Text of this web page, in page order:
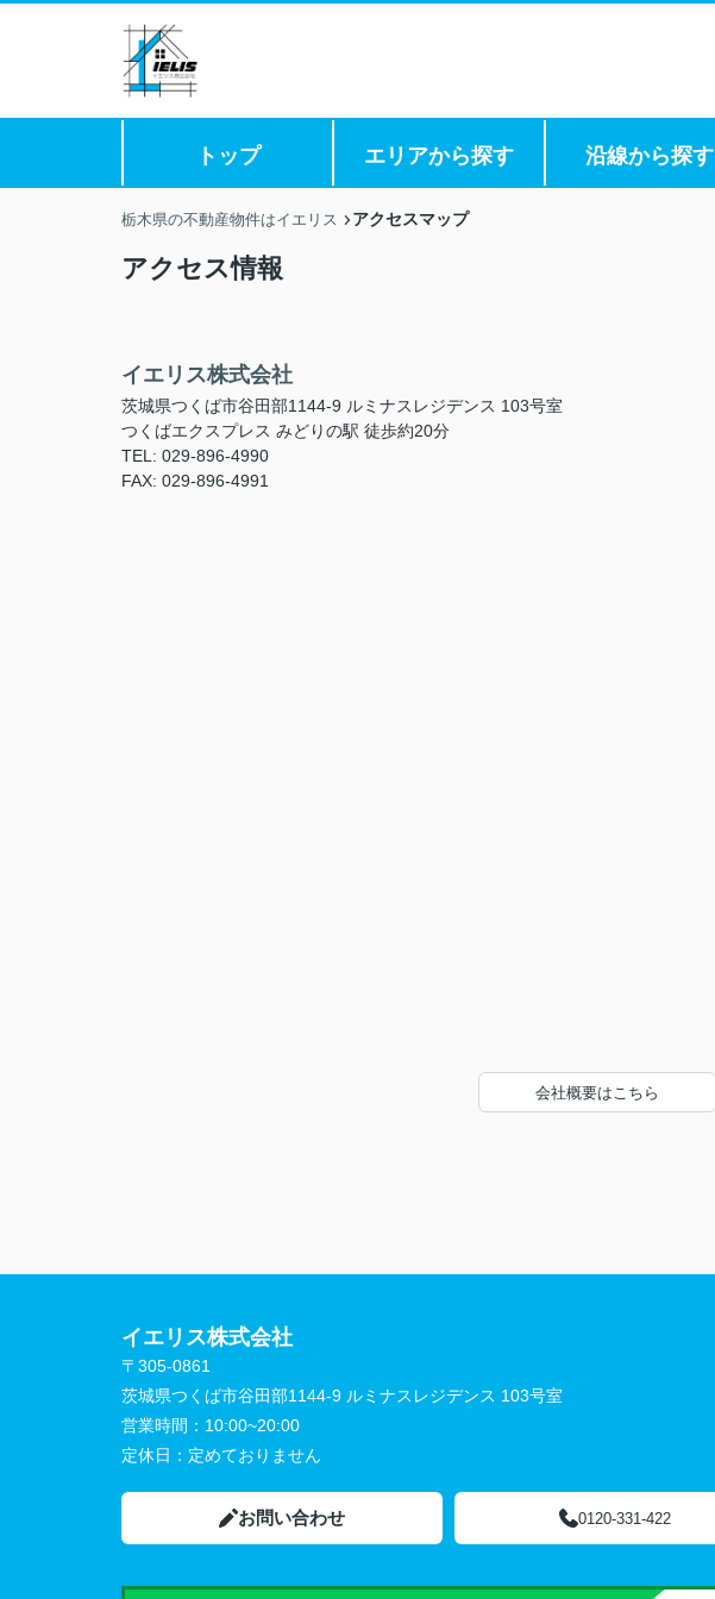
トップ エリアから探す 沿線から探す
栃木県の不動産物件はイエリス アクセスマップ
アクセス情報
イエリス株式会社
茨城県つくば市谷田部1144-9 ルミナスレジデンス 103号室
つくばエクスプレス みどりの駅 徒歩約20分
TEL: 029-896-4990
FAX: 029-896-4991
会社概要はこちら
イエリス株式会社
〒305-0861
茨城県つくば市谷田部1144-9 ルミナスレジデンス 103号室
営業時間： 10:00~20:00
定休日： 定めておりません
お問い合わせ 0120-331-422